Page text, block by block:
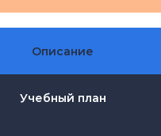
Описание
Учебный план